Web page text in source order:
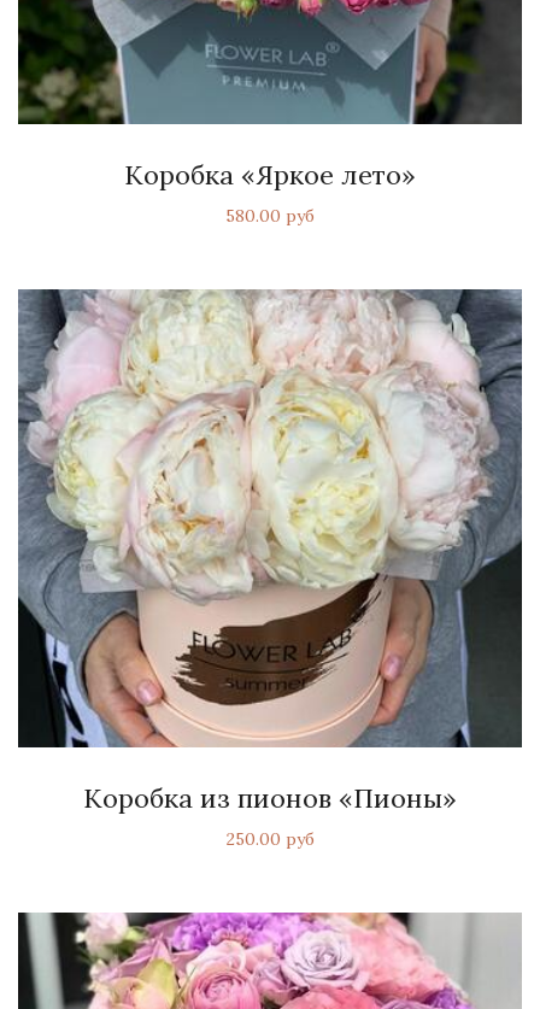
Коробка «Яркое лето»
580.00 руб
Коробка из пионов «Пионы»
250.00 руб